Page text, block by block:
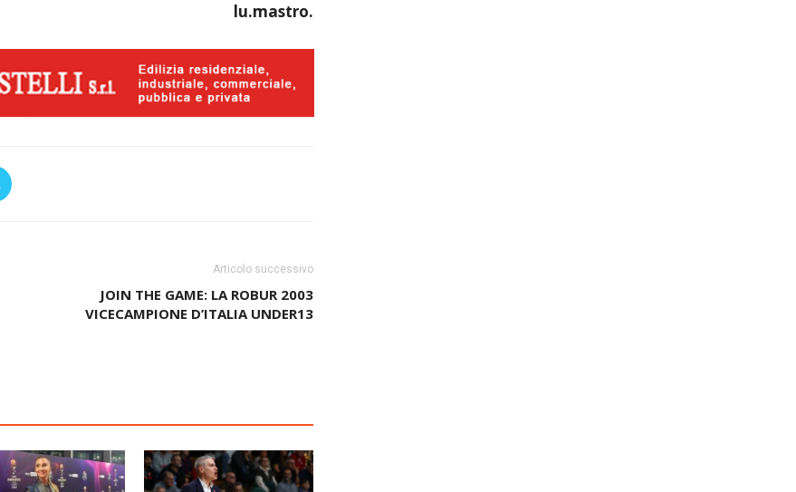
lu.mastro.
Articolo successivo
JOIN THE GAME: LA ROBUR 2003
VICECAMPIONE D’ITALIA UNDER13